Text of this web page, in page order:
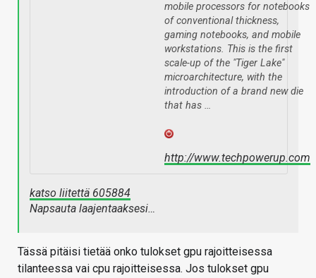
mobile processors for notebooks
of conventional thickness,
gaming notebooks, and mobile
workstations. This is the first
scale-up of the "Tiger Lake"
microarchitecture, with the
introduction of a brand new die
that has …
http://www.techpowerup.com
katso liitettä 605884
Napsauta laajentaaksesi…
Tässä pitäisi tietää onko tulokset gpu rajoitteisessa
tilanteessa vai cpu rajoitteisessa. Jos tulokset gpu